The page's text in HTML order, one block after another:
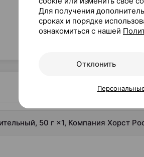
50 г ×1, Компания Хорст
Для получения
сроках и порядке
ознакомиться с нашей
Отклонить